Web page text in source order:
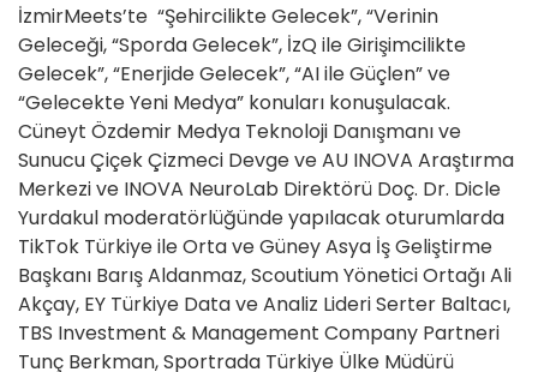
İzmirMeets’te “Şehircilikte Gelecek”, “Verinin
Geleceği, “Sporda Gelecek”, İzQ ile Girişimcilikte
Gelecek”, “Enerjide Gelecek”, “AI ile Güçlen” ve
“Gelecekte Yeni Medya” konuları konuşulacak.
Cüneyt Özdemir Medya Teknoloji Danışmanı ve
Sunucu Çiçek Çizmeci Devge ve AU INOVA Araştırma
Merkezi ve INOVA NeuroLab Direktörü Doç. Dr. Dicle
Yurdakul moderatörlüğünde yapılacak oturumlarda
TikTok Türkiye ile Orta ve Güney Asya İş Geliştirme
Başkanı Barış Aldanmaz, Scoutium Yönetici Ortağı Ali
Akçay, EY Türkiye Data ve Analiz Lideri Serter Baltacı,
TBS Investment & Management Company Partneri
Tunç Berkman, Sportrada Türkiye Ülke Müdürü